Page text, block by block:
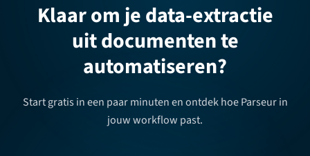
Klaar om je data-extractie
uit documenten te
automatiseren?
Start gratis in een paar minuten en ontdek hoe Parseur in
jouw workflow past.